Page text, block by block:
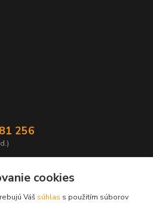
256
cookies
Váš súhlas s použitím súborov